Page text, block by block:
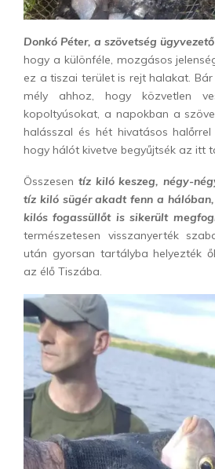
Donkó Péter, a szövetség
hogy a különféle, mozgásos
ez a tiszai terület is rejt halakat.
mély ahhoz, hogy közvetlen
kopoltyúsokat, a napokban a
halásszal és hét hivatásos halőrrel
hogy hálót kivetve begyűjtsék az itt
Összesen tíz kiló keszeg, négy-
tíz kiló sügér akadt fenn a
kilós fogassüllőt is sikerült
természetesen visszanyerték
után gyorsan tartályba helyezték
az élő Tiszába.